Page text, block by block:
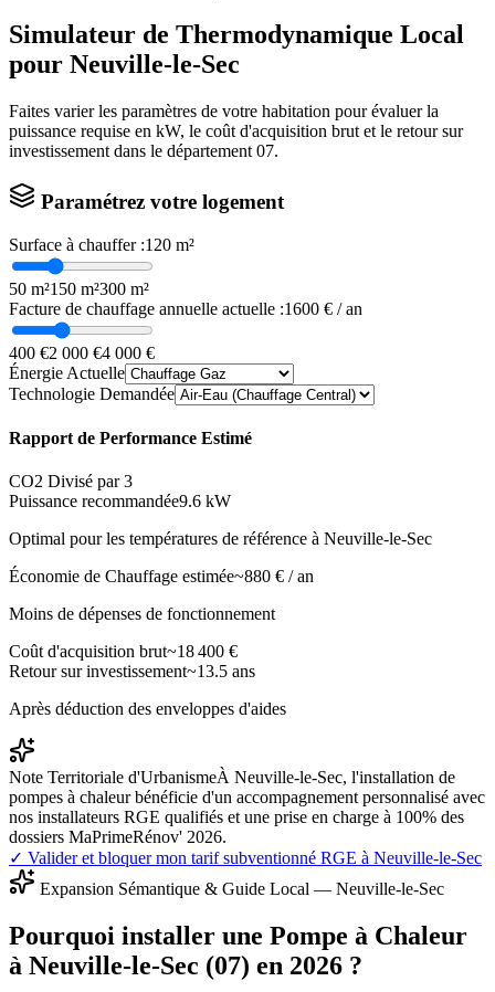
Simulateur de Thermodynamique Local
pour Neuville-le-Sec
Faites varier les paramètres de votre habitation pour évaluer la
puissance requise en kW, le coût d'acquisition brut et le retour sur
investissement dans le département 07.
Paramétrez votre logement
Surface à chauffer :120 m²
50 m²150 m²300 m²
Facture de chauffage annuelle actuelle :1600 € / an
400 €2 000 €4 000 €
Énergie Actuelle
Technologie Demandée
Rapport de Performance Estimé
CO2 Divisé par 3
Puissance recommandée9.6 kW
Optimal pour les températures de référence à Neuville-le-Sec
Économie de Chauffage estimée~880 € / an
Moins de dépenses de fonctionnement
Coût d'acquisition brut~18 400 €
Retour sur investissement~13.5 ans
Après déduction des enveloppes d'aides
Note Territoriale d'UrbanismeÀ Neuville-le-Sec, l'installation de
pompes à chaleur bénéficie d'un accompagnement personnalisé avec
nos installateurs RGE qualifiés et une prise en charge à 100% des
dossiers MaPrimeRénov' 2026.
✓ Valider et bloquer mon tarif subventionné RGE à Neuville-le-Sec
Expansion Sémantique & Guide Local — Neuville-le-Sec
Pourquoi installer une Pompe à Chaleur
à Neuville-le-Sec (07) en 2026 ?